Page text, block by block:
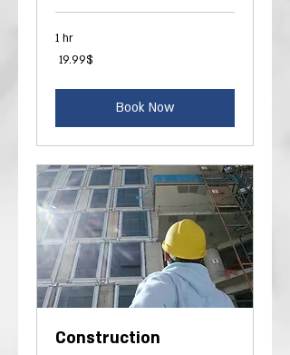
1 hr
19.99
דולר
‏19.99 ‏$
Book Now
Construction